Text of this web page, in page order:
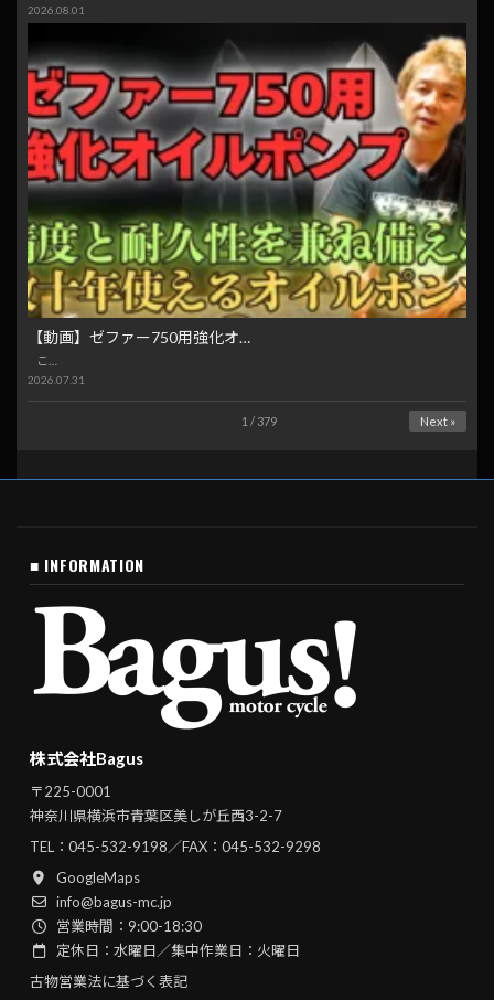
2026.08.01
【動画】ゼファー750用強化オ…
こ…
2026.07.31
1 / 379 Next »
■ INFORMATION
株式会社Bagus
〒225-0001
神奈川県横浜市青葉区美しが丘西3-2-7
TEL： 045-532-9198／FAX：045-532-9298
GoogleMaps
info@bagus-mc.jp
営業時間：9:00-18:30
定休日：水曜日／集中作業日：火曜日
古物営業法に基づく表記